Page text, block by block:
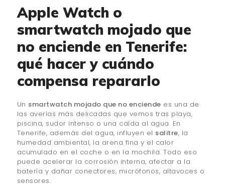
Apple Watch o
smartwatch mojado que
no enciende en Tenerife:
qué hacer y cuándo
compensa repararlo
Un smartwatch mojado que no enciende es una de
las averías más delicadas que vemos tras playa,
piscina, sudor intenso o una caída al agua. En
Tenerife, además del agua, influyen el salitre, la
humedad ambiental, la arena fina y el calor
acumulado en el coche o en la mochila. Todo eso
puede acelerar la corrosión interna, afectar a la
batería y dañar conectores, micrófonos, altavoces o
sensores.